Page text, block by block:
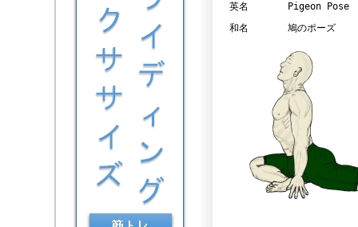
英名
Pigeon Pose
和名
鳩のポーズ